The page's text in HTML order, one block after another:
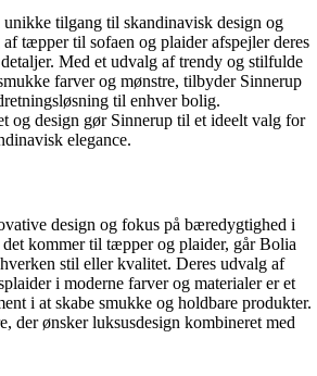
tilgang til skandinavisk design og
tæpper til sofaen og plaider afspejler deres
Med et udvalg af trendy og stilfulde
farver og mønstre, tilbyder Sinnerup
til enhver bolig.
og design gør Sinnerup til et ideelt valg for
elegance.
design og fokus på bæredygtighed i
kommer til tæpper og plaider, går Bolia
stil eller kvalitet. Deres udvalg af
i moderne farver og materialer er et
i at skabe smukke og holdbare produkter.
der ønsker luksusdesign kombineret med